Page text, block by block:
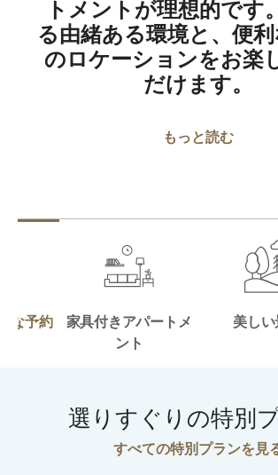
トメントが理想的です
る由緒ある環境と、便
のロケーションをお楽
だけます。
もっと読む
な予約
家具付きアパートメ
ント
美し
選りすぐりの特別
すべての特別プランを見